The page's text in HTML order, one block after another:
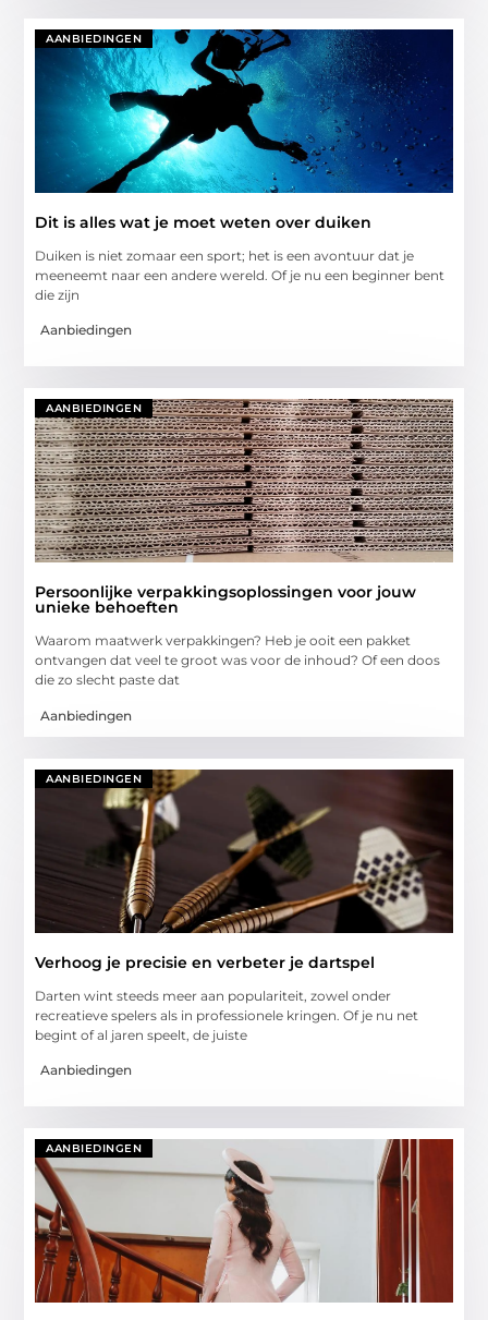
AANBIEDINGEN
Dit is alles wat je moet weten over duiken
Duiken is niet zomaar een sport; het is een avontuur dat je
meeneemt naar een andere wereld. Of je nu een beginner bent
die zijn
Aanbiedingen
AANBIEDINGEN
Persoonlijke verpakkingsoplossingen voor jouw
unieke behoeften
Waarom maatwerk verpakkingen? Heb je ooit een pakket
ontvangen dat veel te groot was voor de inhoud? Of een doos
die zo slecht paste dat
Aanbiedingen
AANBIEDINGEN
Verhoog je precisie en verbeter je dartspel
Darten wint steeds meer aan populariteit, zowel onder
recreatieve spelers als in professionele kringen. Of je nu net
begint of al jaren speelt, de juiste
Aanbiedingen
AANBIEDINGEN